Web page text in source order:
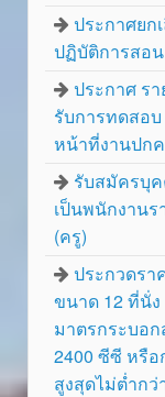
ประกาศยก
ปฏิบัติการสอน
ประกาศ ร
รับการทดสอบ
หน้าที่งานปก
รับสมัครบุค
เป็นพนักงาน
(ครู)
ประกวดรา
ขนาด 12 ที่นั่ง
มาตรกระบอ
2400 ซีซี หรือ
สูงสุดไม่ต่ำกว่